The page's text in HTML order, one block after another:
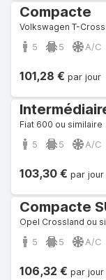
Compacte
Volkswagen T-
5 5 A/C
101,28 € par jour
Fiat 600 ou similaire
5 5 A/C
103,30 € par jour
Compacte
Opel Crossland ou
5 5 A/C
106,32 € par jour